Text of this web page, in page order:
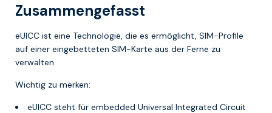
Zusammengefasst
eUICC ist eine Technologie, die es ermöglicht, SIM-Profile
auf einer eingebetteten SIM-Karte aus der Ferne zu
verwalten.
Wichtig zu merken:
eUICC steht für embedded Universal Integrated Circuit